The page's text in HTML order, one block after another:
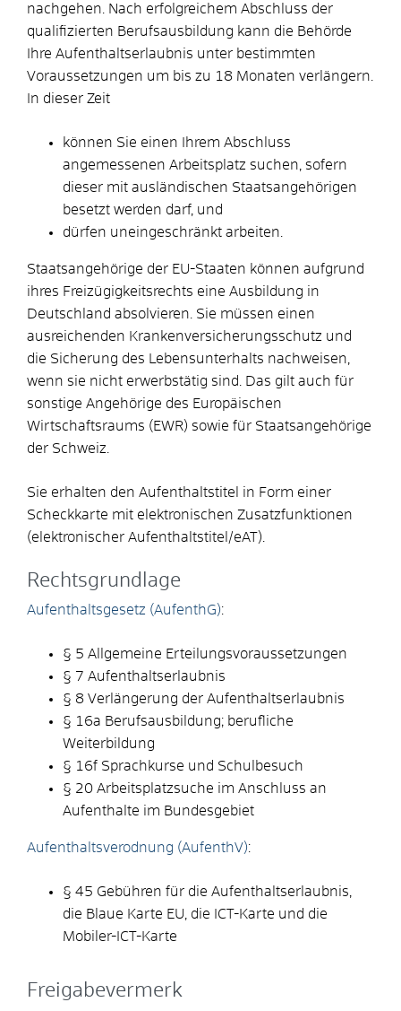
nachgehen. Nach erfolgreichem Abschluss der
qualifizierten Berufsausbildung kann die Behörde
Ihre Aufenthaltserlaubnis unter bestimmten
Voraussetzungen um bis zu 18 Monaten verlängern.
In dieser Zeit
können Sie einen Ihrem Abschluss
angemessenen Arbeitsplatz suchen, sofern
dieser mit ausländischen Staatsangehörigen
besetzt werden darf, und
dürfen uneingeschränkt arbeiten.
Staatsangehörige der EU-Staaten können aufgrund
ihres Freizügigkeitsrechts eine Ausbildung in
Deutschland absolvieren. Sie müssen einen
ausreichenden Krankenversicherungsschutz und
die Sicherung des Lebensunterhalts nachweisen,
wenn sie nicht erwerbstätig sind. Das gilt auch für
sonstige Angehörige des Europäischen
Wirtschaftsraums (EWR) sowie für Staatsangehörige
der Schweiz.
Sie erhalten den Aufenthaltstitel in Form einer
Scheckkarte mit elektronischen Zusatzfunktionen
(elektronischer Aufenthaltstitel/eAT).
Rechtsgrundlage
Aufenthaltsgesetz (AufenthG):
§ 5 Allgemeine Erteilungsvoraussetzungen
§ 7 Aufenthaltserlaubnis
§ 8 Verlängerung der Aufenthaltserlaubnis
§ 16a Berufsausbildung; berufliche
Weiterbildung
§ 16f Sprachkurse und Schulbesuch
§ 20 Arbeitsplatzsuche im Anschluss an
Aufenthalte im Bundesgebiet
Aufenthaltsverodnung (AufenthV):
§ 45 Gebühren für die Aufenthaltserlaubnis,
die Blaue Karte EU, die ICT-Karte und die
Mobiler-ICT-Karte
Freigabevermerk